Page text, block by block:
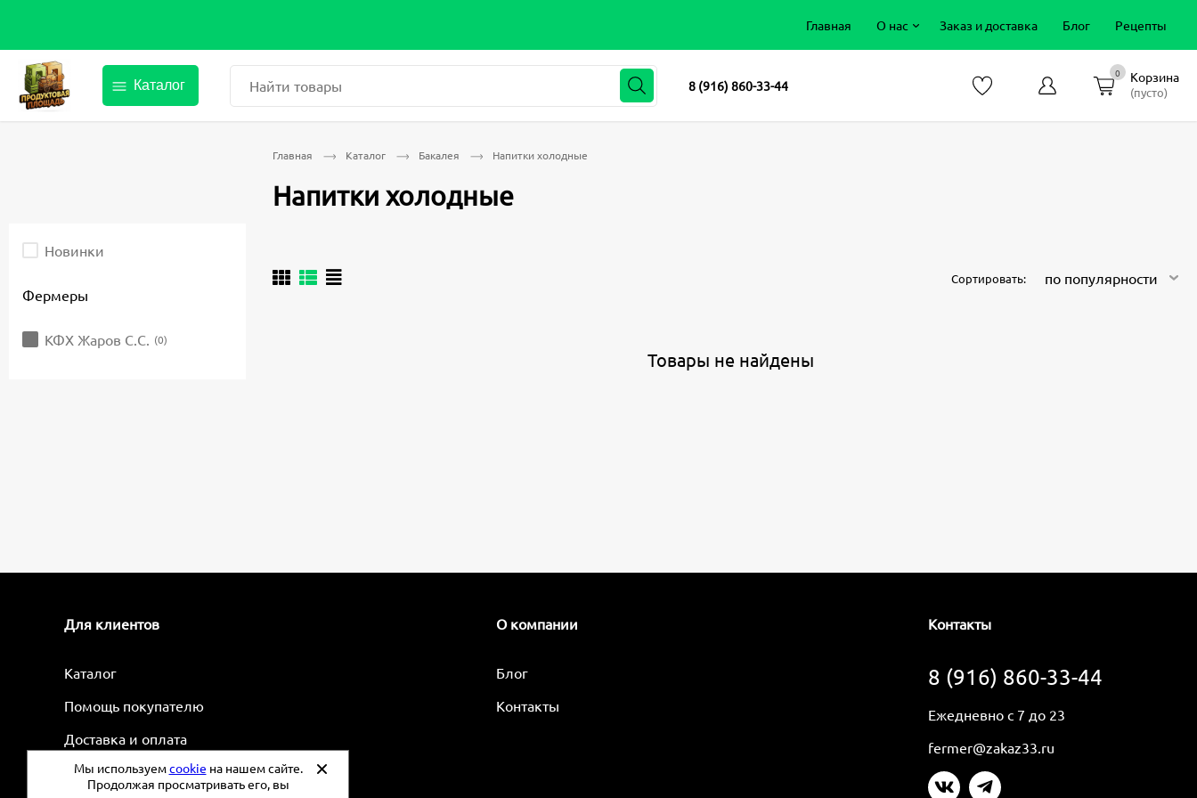
Главная О нас Заказ и доставка Блог Рецепты
Каталог Найти товары 8 (916) 860-33-44
0 Корзина
(пусто)
Выберите
параметры
После
изменения
элемента
Новинки
Фермеры
КФХ Жаров С.С. (0)
Главная Каталог Бакалея Напитки холодные
Напитки холодные
Сортировать: по популярности
Товары не найдены
Для клиентов
Каталог
Помощь покупателю
Доставка и оплата
Рецепты
О компании
Блог
Контакты
Контакты
8 (916) 860-33-44
Ежедневно с 7 до 23
fermer@zakaz33.ru
Мы используемcookie на нашем сайте.
Продолжая просматривать его, вы